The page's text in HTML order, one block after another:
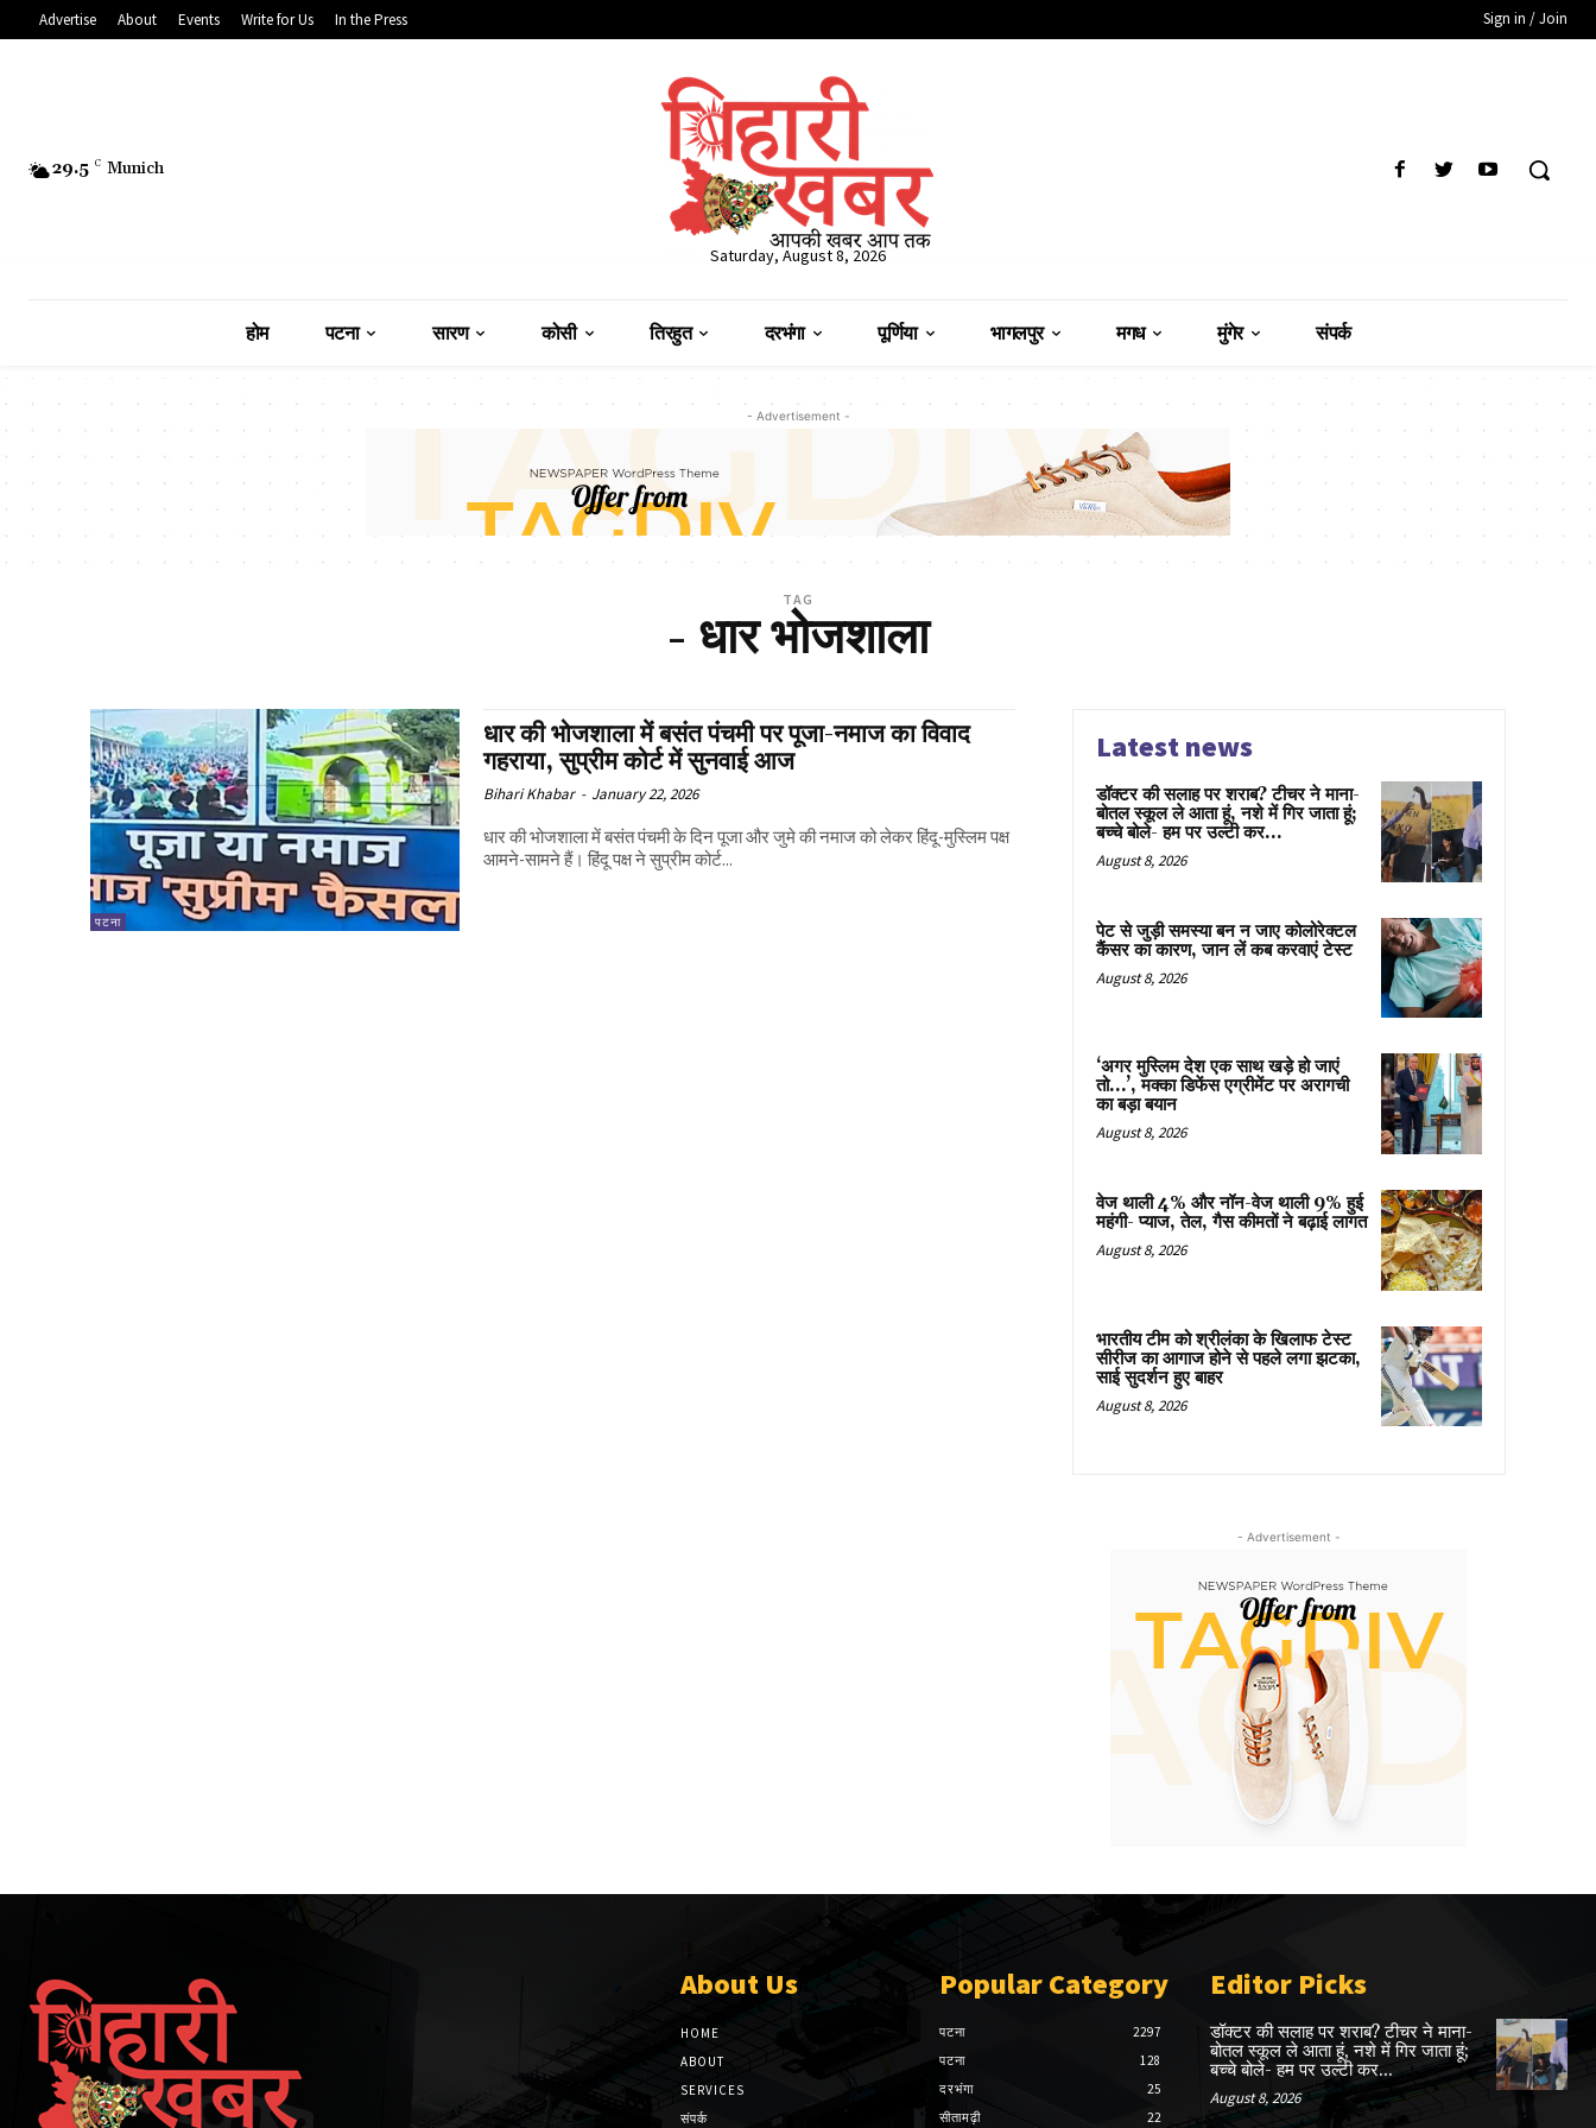
Advertise About Events Write for Us In the Press Sign in / Join
29.5 C Munich
Saturday, August 8, 2026
होम पटना सारण कोसी तिरहुत दरभंगा पूर्णिया भागलपुर मगध मुंगेर संपर्क
- Advertisement -
TAG
- धार भोजशाला
पटना
धार की भोजशाला में बसंत पंचमी पर पूजा-नमाज का विवाद
गहराया, सुप्रीम कोर्ट में सुनवाई आज
Bihari Khabar - January 22, 2026
धार की भोजशाला में बसंत पंचमी के दिन पूजा और जुमे की नमाज को लेकर हिंदू-मुस्लिम पक्ष
आमने-सामने हैं। हिंदू पक्ष ने सुप्रीम कोर्ट...
Latest news
डॉक्टर की सलाह पर शराब? टीचर ने माना-
बोतल स्कूल ले आता हूं, नशे में गिर जाता हूं;
बच्चे बोले- हम पर उल्टी कर...
August 8, 2026
पेट से जुड़ी समस्या बन न जाए कोलोरेक्टल
कैंसर का कारण, जान लें कब करवाएं टेस्ट
August 8, 2026
‘अगर मुस्लिम देश एक साथ खड़े हो जाएं
तो…’, मक्का डिफेंस एग्रीमेंट पर अरागची
का बड़ा बयान
August 8, 2026
वेज थाली 4% और नॉन-वेज थाली 9% हुई
महंगी- प्याज, तेल, गैस कीमतों ने बढ़ाई लागत
August 8, 2026
भारतीय टीम को श्रीलंका के खिलाफ टेस्ट
सीरीज का आगाज होने से पहले लगा झटका,
साई सुदर्शन हुए बाहर
August 8, 2026
- Advertisement -
About Us
HOME
ABOUT
SERVICES
संपर्क
Popular Category
पटना
2297
पटना
128
दरभंगा
25
सीतामढ़ी
22
Editor Picks
डॉक्टर की सलाह पर शराब? टीचर ने माना-
बोतल स्कूल ले आता हूं, नशे में गिर जाता हूं;
बच्चे बोले- हम पर उल्टी कर...
August 8, 2026